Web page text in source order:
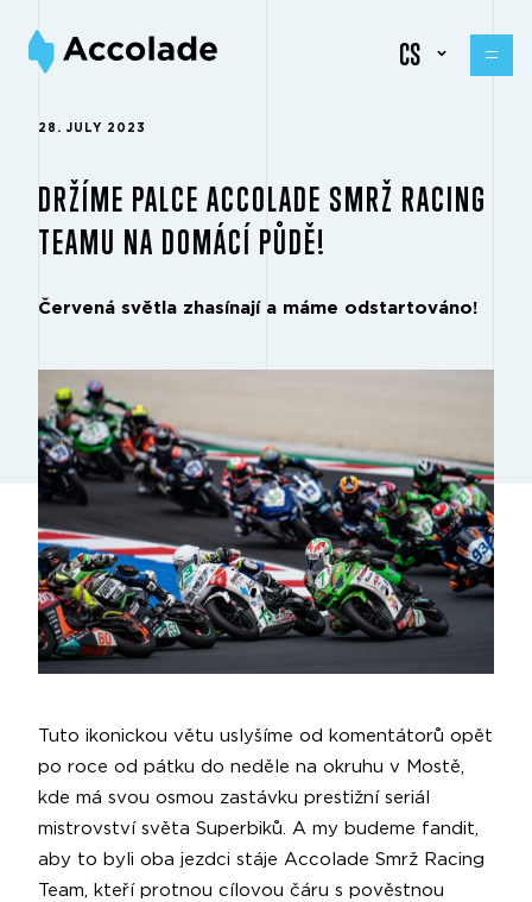
CS
28. JULY 2023
DRŽÍME PALCE ACCOLADE SMRŽ RACING
TEAMU NA DOMÁCÍ PŮDĚ!
Červená světla zhasínají a máme odstartováno!
Tuto ikonickou větu uslyšíme od komentátorů opět
po roce od pátku do neděle na okruhu v Mostě,
kde má svou osmou zastávku prestižní seriál
mistrovství světa Superbiků. A my budeme fandit,
aby to byli oba jezdci stáje Accolade Smrž Racing
Team, kteří protnou cílovou čáru s pověstnou